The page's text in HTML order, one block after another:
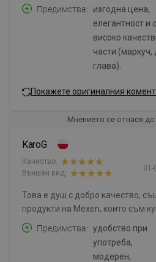
Предимства
изгодна цена,
елегантност и
високо
части (маркуч,
глава).
Покажете оригиналния
Мнението се отнася
KaroG
01-
Качество:
Външен вид:
Това е душ с добро качество,
продукти на Mexen, които съм
Предимства
удобство при
употреба,
модерен,